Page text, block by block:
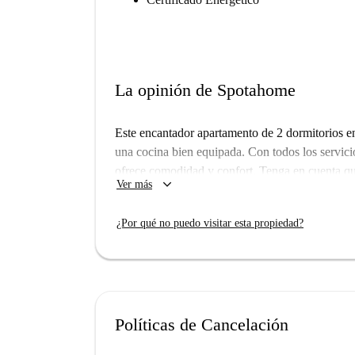
La opinión de Spotahome
Este encantador apartamento de 2 dormitorios
una cocina bien equipada. Con todos los
ofrece comodidad y confort. Tenga en cuenta
El propietario da la bienvenida a inquilinos de
exhaustivamente.
Ubicado en Agde, el apartamento está
Ver más keyboard_arrow_down
¿Por qué no puedo visitar esta propiedad?
Políticas de Cancelación